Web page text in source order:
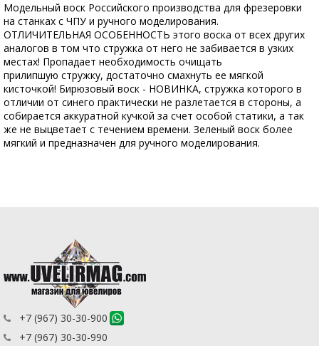
Модельный воск Российского производства для фрезеровки
на станках с ЧПУ и ручного моделирования.
ОТЛИЧИТЕЛЬНАЯ ОСОБЕННОСТЬ этого воска от всех других
аналогов в том что стружка от него не забивается в узких
местах! Пропадает необходимость очищать
прилипшую стружку, достаточно смахнуть ее мягкой
кисточкой! Бирюзовый воск - НОВИНКА, стружка которого в
отличии от синего практически не разлетается в стороны, а
собирается аккуратной кучкой за счет особой статики, а так
же не выцветает с течением времени. Зеленый воск более
мягкий и предназначен для ручного моделирования.
+7 (967) 30-30-900
+7 (967) 30-30-990